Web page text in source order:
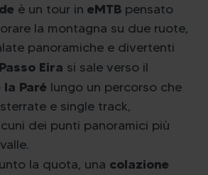
è un tour in eMTB pensato
la montagna su due ruote,
panoramiche e divertenti
Passo Eira si sale verso il
Paré lungo un percorso che
e single track,
dei punti panoramici più
la quota, una colazione